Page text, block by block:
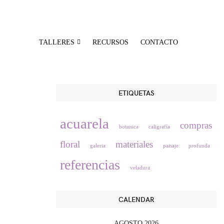
TALLERES RECURSOS CONTACTO
ETIQUETAS
acuarela botanica caligrafía
compras
floral
galeria materiales paisaje profunda
referencias veladura
CALENDAR